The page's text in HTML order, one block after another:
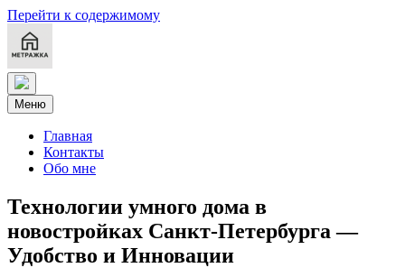
Перейти к содержимому
Меню
Главная
Контакты
Обо мне
Технологии умного дома в
новостройках Санкт-Петербурга —
Удобство и Инновации